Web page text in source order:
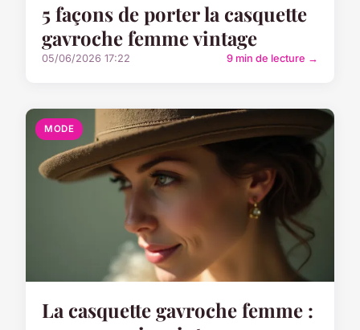
5 façons de porter la casquette
gavroche femme vintage
05/06/2026 17:22 9 min de lecture →
MODE
La casquette gavroche femme :